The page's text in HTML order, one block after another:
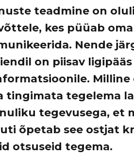
teadmine on
kes püüab
Nende
on piisav
Milline
tingimata tegelema
tegevusega, et
õpetab see ostjat
otsuseid tegema.